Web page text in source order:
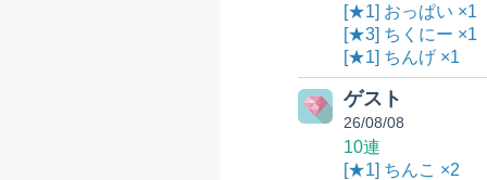
[★1] おっぱい ×1
[★3] ちくにー ×1
[★1] ちんげ ×1
ゲスト
26/08/08
10連
[★1] ちんこ ×2